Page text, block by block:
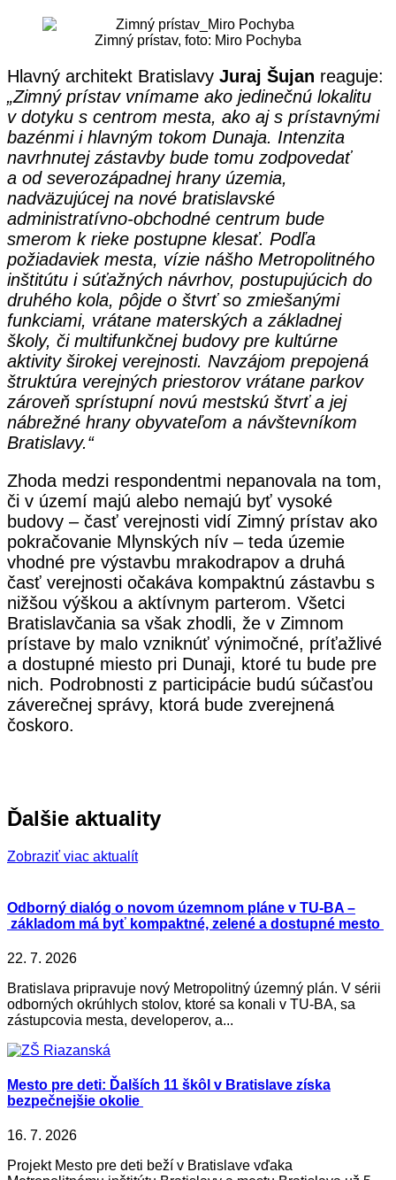
Zimný prístav, foto: Miro Pochyba
Hlavný architekt Bratislavy Juraj Šujan reaguje:
„Zimný prístav vnímame ako jedinečnú lokalitu
v dotyku s centrom mesta, ako aj s prístavnými
bazénmi i hlavným tokom Dunaja. Intenzita
navrhnutej zástavby bude tomu zodpovedať
a od severozápadnej hrany územia,
nadväzujúcej na nové bratislavské
administratívno-obchodné centrum bude
smerom k rieke postupne klesať. Podľa
požiadaviek mesta, vízie nášho Metropolitného
inštitútu i súťažných návrhov, postupujúcich do
druhého kola, pôjde o štvrť so zmiešanými
funkciami, vrátane materských a základnej
školy, či multifunkčnej budovy pre kultúrne
aktivity širokej verejnosti. Navzájom prepojená
štruktúra verejných priestorov vrátane parkov
zároveň sprístupní novú mestskú štvrť a jej
nábrežné hrany obyvateľom a návštevníkom
Bratislavy.“
Zhoda medzi respondentmi nepanovala na tom,
či v území majú alebo nemajú byť vysoké
budovy – časť verejnosti vidí Zimný prístav ako
pokračovanie Mlynských nív – teda územie
vhodné pre výstavbu mrakodrapov a druhá
časť verejnosti očakáva kompaktnú zástavbu s
nižšou výškou a aktívnym parterom. Všetci
Bratislavčania sa však zhodli, že v Zimnom
prístave by malo vzniknúť výnimočné, príťažlivé
a dostupné miesto pri Dunaji, ktoré tu bude pre
nich. Podrobnosti z participácie budú súčasťou
záverečnej správy, ktorá bude zverejnená
čoskoro.
Ďalšie aktuality
Zobraziť viac aktualít
Odborný dialóg o novom územnom pláne v TU-BA –
základom má byť kompaktné, zelené a dostupné mesto
22. 7. 2026
Bratislava pripravuje nový Metropolitný územný plán. V sérii
odborných okrúhlych stolov, ktoré sa konali v TU-BA, sa
zástupcovia mesta, developerov, a...
Mesto pre deti: Ďalších 11 škôl v Bratislave získa
bezpečnejšie okolie
16. 7. 2026
Projekt Mesto pre deti beží v Bratislave vďaka